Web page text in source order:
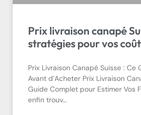
Prix livraison canapé
stratégies pour vos
Prix Livraison Canapé Suisse : Ce
Avant d’Acheter Prix Livraison
Guide Complet pour Estimer Vos
enfin trouv…